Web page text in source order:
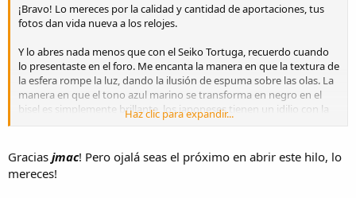
¡Bravo! Lo mereces por la calidad y cantidad de aportaciones, tus
fotos dan vida nueva a los relojes.
Y lo abres nada menos que con el Seiko Tortuga, recuerdo cuando
lo presentaste en el foro. Me encanta la manera en que la textura de
la esfera rompe la luz, dando la ilusión de espuma sobre las olas. La
manera en que el tono azul marino se transforma en negro en el
bisel es simplemente brillante, los japoneses tienen un idilio con la
naturaleza. Además, en persona es sorprendentemente fluido el
versión springdrive. :great:
Haz clic para expandir...
Gracias jmac! Pero ojalá seas el próximo en abrir este hilo, lo
mereces!